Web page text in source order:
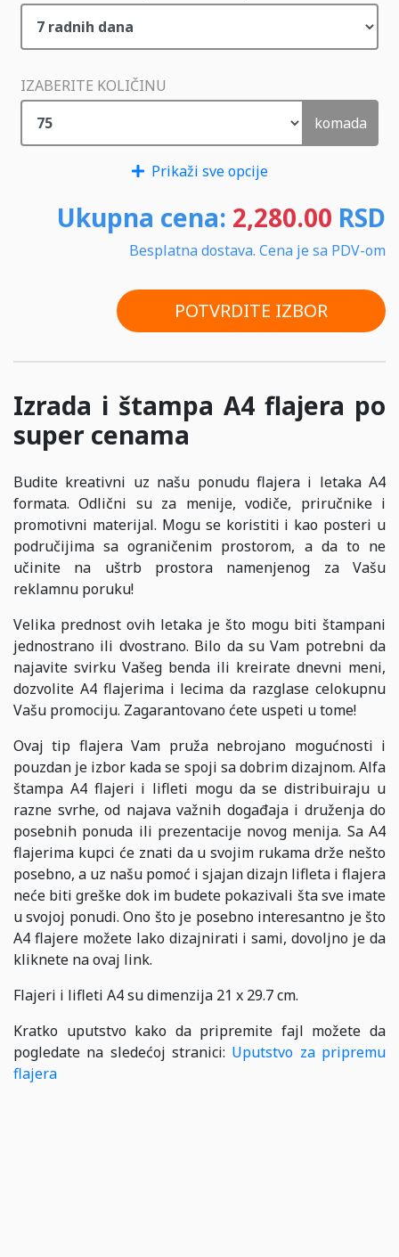
IZABERITE KOLIČINU
komada
Prikaži sve opcije
Ukupna cena: 2,280.00 RSD
Besplatna dostava. Cena je sa PDV-om
POTVRDITE IZBOR
Izrada i štampa A4 flajera po
super cenama
Budite kreativni uz našu ponudu flajera i letaka A4
formata. Odlični su za menije, vodiče, priručnike i
promotivni materijal. Mogu se koristiti i kao posteri u
područijima sa ograničenim prostorom, a da to ne
učinite na uštrb prostora namenjenog za Vašu
reklamnu poruku!
Velika prednost ovih letaka je što mogu biti štampani
jednostrano ili dvostrano. Bilo da su Vam potrebni da
najavite svirku Vašeg benda ili kreirate dnevni meni,
dozvolite A4 flajerima i lecima da razglase celokupnu
Vašu promociju. Zagarantovano ćete uspeti u tome!
Ovaj tip flajera Vam pruža nebrojano mogućnosti i
pouzdan je izbor kada se spoji sa dobrim dizajnom. Alfa
štampa A4 flajeri i lifleti mogu da se distribuiraju u
razne svrhe, od najava važnih događaja i druženja do
posebnih ponuda ili prezentacije novog menija. Sa A4
flajerima kupci će znati da u svojim rukama drže nešto
posebno, a uz našu pomoć i sjajan dizajn lifleta i flajera
neće biti greške dok im budete pokazivali šta sve imate
u svojoj ponudi. Ono što je posebno interesantno je što
A4 flajere možete lako dizajnirati i sami, dovoljno je da
kliknete na ovaj link.
Flajeri i lifleti A4 su dimenzija 21 x 29.7 cm.
Kratko uputstvo kako da pripremite fajl možete da
pogledate na sledećoj stranici: Uputstvo za pripremu
flajera